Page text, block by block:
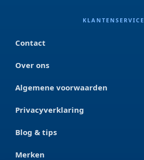
KLANTENSERVICE
Contact
Over ons
Algemene voorwaarden
Privacyverklaring
Blog & tips
Merken